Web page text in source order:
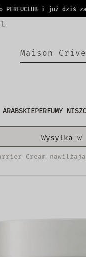
i już dziś
Ma |
ARABSKIEPERFUMY
Wysyłka w
Cream